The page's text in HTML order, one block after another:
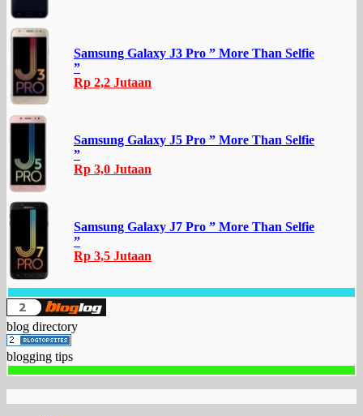
Samsung Galaxy J3 Pro ” More Than Selfie
”
Rp 2,2 Jutaan
Samsung Galaxy J5 Pro ” More Than Selfie
”
Rp 3,0 Jutaan
Samsung Galaxy J7 Pro ” More Than Selfie
”
Rp 3,5 Jutaan
blog directory
blogging tips